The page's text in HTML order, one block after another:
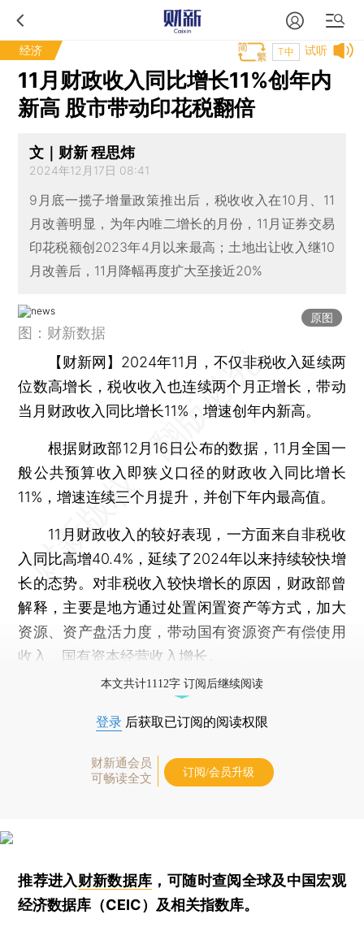
经济 试听
T中
11月财政收入同比增长11%创年内
新高 股市带动印花税翻倍
文｜财新 程思炜
2024年12月17日 08:41
9月底一揽子增量政策推出后，税收收入在10月、11
月改善明显，为年内唯二增长的月份，11月证券交易
印花税额创2023年4月以来最高；土地出让收入继10
月改善后，11月降幅再度扩大至接近20%
原图
图：财新数据
【财新网】 2024年11月，不仅非税收入延续两
位数高增长，税收收入也连续两个月正增长，带动
当月财政收入同比增长11%，增速创年内新高。
根据财政部12月16日公布的数据，11月全国一
般公共预算收入即狭义口径的财政收入同比增长
11%，增速连续三个月提升，并创下年内最高值。
11月财政收入的较好表现，一方面来自非税收
入同比高增40.4%，延续了2024年以来持续较快增
长的态势。对非税收入较快增长的原因，财政部曾
解释，主要是地方通过处置闲置资产等方式，加大
资源、资产盘活力度，带动国有资源资产有偿使用
收入、国有资本经营收入增长。
本文共计1112字 订阅后继续阅读
登录 后获取已订阅的阅读权限
财新通会员
可畅读全文
订阅/会员升级
推荐进入财新数据库 ，可随时查阅全球及中国宏观
经济数据库（CEIC）及相关指数库。